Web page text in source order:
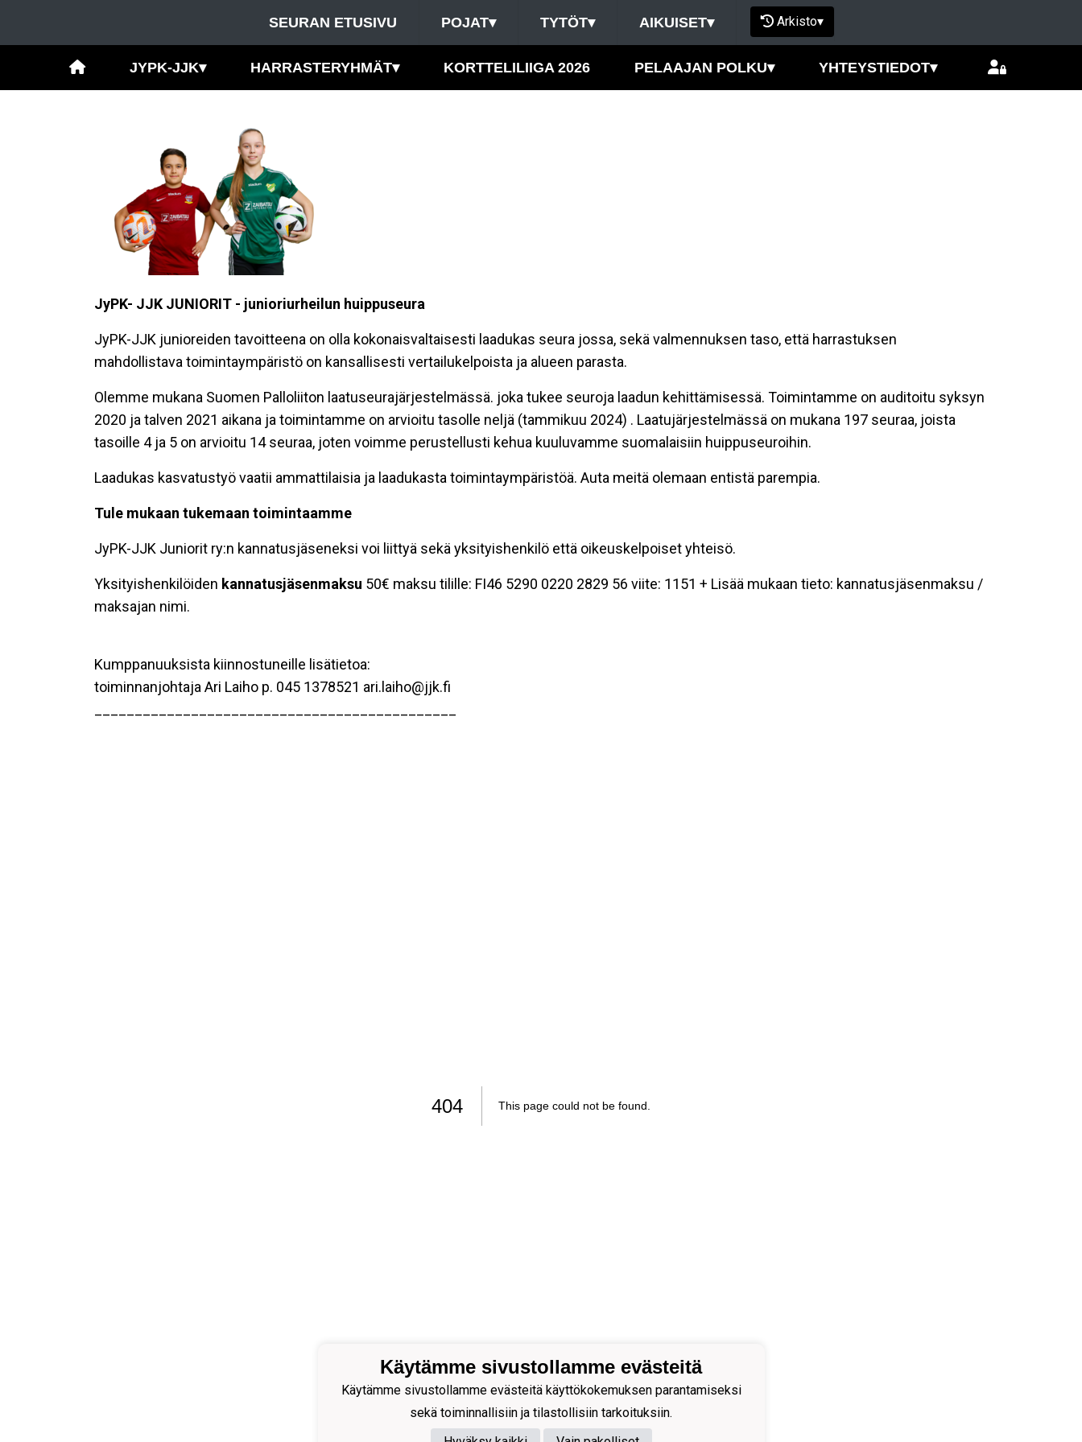
SEURAN ETUSIVU POJAT▾ TYTÖT▾ AIKUISET▾ Arkisto▾
JYPK-JJK▾ HARRASTERYHMÄT▾ KORTTELILIIGA 2026 PELAAJAN POLKU▾ YHTEYSTIEDOT▾
JyPK- JJK JUNIORIT - junioriurheilun huippuseura
JyPK-JJK junioreiden tavoitteena on olla kokonaisvaltaisesti laadukas seura jossa, sekä valmennuksen taso, että harrastuksen
mahdollistava toimintaympäristö on kansallisesti vertailukelpoista ja alueen parasta.
Olemme mukana Suomen Palloliiton laatuseurajärjestelmässä. joka tukee seuroja laadun kehittämisessä. Toimintamme on auditoitu syksyn
2020 ja talven 2021 aikana ja toimintamme on arvioitu tasolle neljä (tammikuu 2024) . Laatujärjestelmässä on mukana 197 seuraa, joista
tasoille 4 ja 5 on arvioitu 14 seuraa, joten voimme perustellusti kehua kuuluvamme suomalaisiin huippuseuroihin.
Laadukas kasvatustyö vaatii ammattilaisia ja laadukasta toimintaympäristöä. Auta meitä olemaan entistä parempia.
Tule mukaan tukemaan toimintaamme
JyPK-JJK Juniorit ry:n kannatusjäseneksi voi liittyä sekä yksityishenkilö että oikeuskelpoiset yhteisö.
Yksityishenkilöiden kannatusjäsenmaksu 50€ maksu tilille: FI46 5290 0220 2829 56 viite: 1151 + Lisää mukaan tieto: kannatusjäsenmaksu /
maksajan nimi.
Kumppanuuksista kiinnostuneille lisätietoa:
toiminnanjohtaja Ari Laiho p. 045 1378521 ari.laiho@jjk.fi